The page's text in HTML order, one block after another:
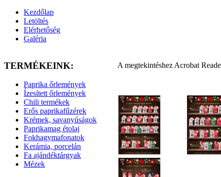
Kezdőlap
Letöltés
Elérhetőség
Galéria
TERMÉKEINK:
Paprika őrlemények
Ízesített őrlemények
Chili termékek
Erős paprikafűzérek
Krémek, savanyúságok
Paprikamag étolaj
Fokhagymafonatok
Kerámia, porcelán
Fa ajándéktárgyak
Mézek
A megtekintéshez Acrobat